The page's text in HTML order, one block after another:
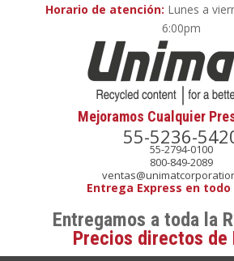
Horario de atención: Lunes a
6:00pm
Mejoramos Cualquier
55-5236-
55-2794-0100
800-849-2089
Entrega Express en todo
Entregamos a toda la
Precios directos de